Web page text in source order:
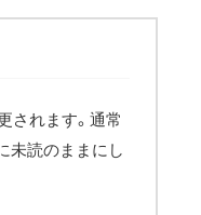
されます。通常
未読のままにし